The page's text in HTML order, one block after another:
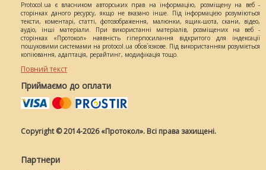
Protocol.ua є власником авторських прав на інформацію, розміщену на веб -
сторінках даного ресурсу, якщо не вказано інше. Під інформацією розуміються
тексти, коментарі, статті, фотозображення, малюнки, ящик-шота, скани, відео,
аудіо, інші матеріали. При використанні матеріалів, розміщених на веб -
сторінках «Протокол» наявність гіперпосилання відкритого для індексації
пошуковими системами на protocol.ua обов`язкове. Під використанням розуміється
копіювання, адаптація, рерайтинг, модифікація тощо.
Повний текст
Приймаємо до оплати
Copyright © 2014-2026 «Протокол». Всі права захищені.
Партнери